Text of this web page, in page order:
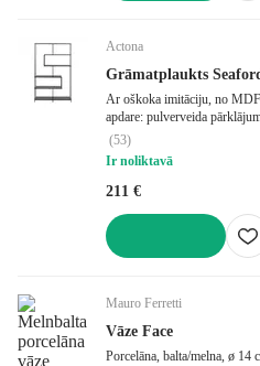
Actona
Grāmatplaukts
Ar oškoka imitāciju, no
apdare: pulverveida
cm, dziļums 35 cm
(53)
Ir noliktavā
211 €
Mauro Ferretti
Vāze Face
Porcelāna, balta/melna, ø 14